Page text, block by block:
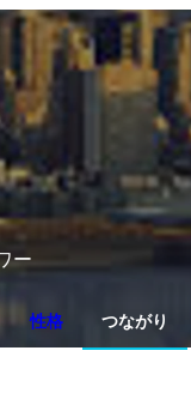
ー
性格 つながり